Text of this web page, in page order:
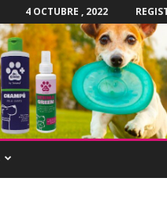
4 OCTUBRE , 2022